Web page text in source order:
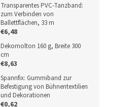
Transparentes PVC-Tanzband:
zum Verbinden von
Ballettflächen, 33 m
€6,48
Dekomolton 160 g, Breite 300
cm
€8,63
Spannfix: Gummiband zur
Befestigung von Bühnentextilien
und Dekorationen
€0,62